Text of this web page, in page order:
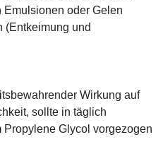
oder Gelen
(Entkeimung und
Wirkung auf
sollte in täglich
Glycol vorgezogen